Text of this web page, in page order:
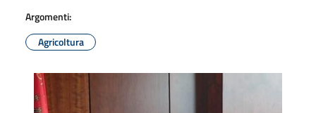
Argomenti:
Agricoltura